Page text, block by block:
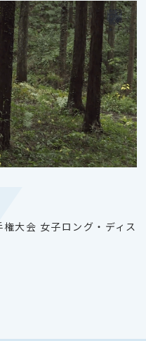
大会 女子ロング・ディス